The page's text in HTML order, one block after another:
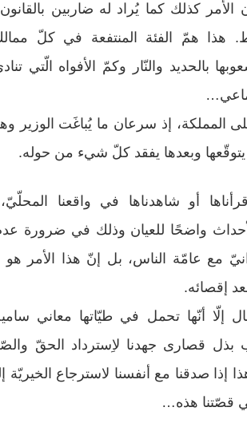
كذلك كما يُراد له ضاربين بالقانون
هذا همّ الفئة المنتفعة في كلّ
بالحديد والنّار وكمّ الأفواه الّتي
المملكة، إذ سرعان ما يُباغَت الوزير
يتوقّعها وبعدها يفقد كلّ شيء من حوله.
أو شاهدناها في واقعنا
واضحًا للعيان وذلك في ضرورة عدم
مع عامّة الناس، بل إنّ هذا الأمر
إقصائه.
إلّا أنّها تحمل في طيّاتها معاني
قصارى جهدنا لاِسترداد الحقّ
إذا صدقنا مع أنفسنا لاسترجاع
قصّتنا هذه…